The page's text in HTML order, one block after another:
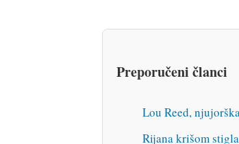
Preporučeni članci
Lou Reed,
Rijana krišom